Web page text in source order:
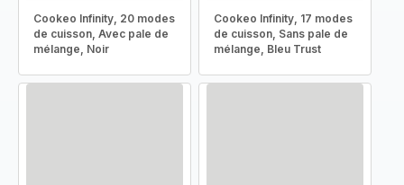
Cookeo Infinity, 20 modes
de cuisson, Avec pale de
mélange, Noir
Cookeo Infinity, 17 modes
de cuisson, Sans pale de
mélange, Bleu Trust